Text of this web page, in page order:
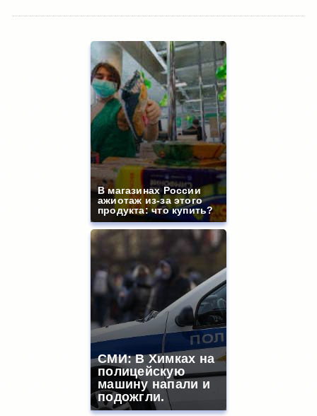
В магазинах России
ажиотаж из-за этого
продукта: что купить?
СМИ: В Химках на
полицейскую
машину напали и
подожгли.